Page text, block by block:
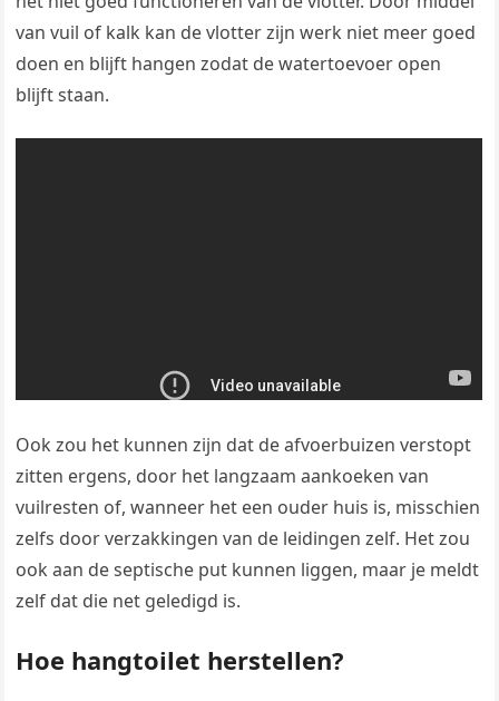
van vuil of kalk kan de vlotter zijn werk niet meer goed
doen en blijft hangen zodat de watertoevoer open
blijft staan.
Ook zou het kunnen zijn dat de afvoerbuizen verstopt
zitten ergens, door het langzaam aankoeken van
vuilresten of, wanneer het een ouder huis is, misschien
zelfs door verzakkingen van de leidingen zelf. Het zou
ook aan de septische put kunnen liggen, maar je meldt
zelf dat die net geledigd is.
Hoe hangtoilet herstellen?